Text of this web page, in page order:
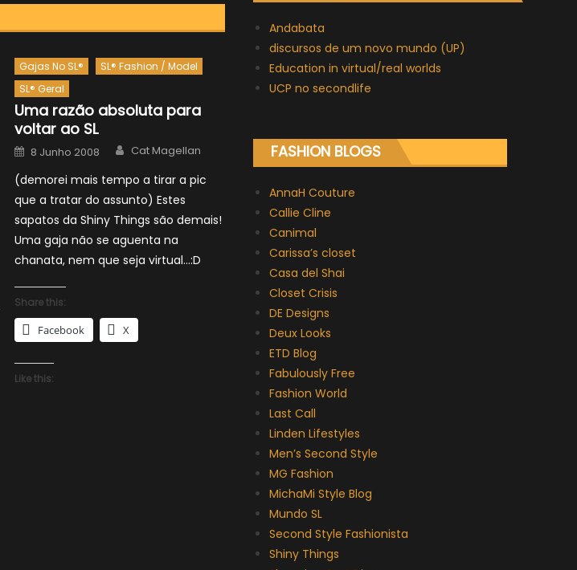
Gajas No SL®
SL® Fashion / Model
SL® Geral
Uma razão absoluta para
voltar ao SL
Posted
on
8 Junho 2008 Author
Cat Magellan
(demorei mais tempo a tirar a pic
que a tratar do assunto) Estes
sapatos da Shiny Things são demais!
Uma gaja não se aguenta na
chanata, nem que seja virtual…:D
Share this:
Facebook X
Like this:
Andabata
discursos de um novo mundo (UP)
Education in virtual/real worlds
UCP no secondlife
FASHION BLOGS
AnnaH Couture
Callie Cline
Canimal
Carissa’s closet
Casa del Shai
Closet Crisis
DE Designs
Deux Looks
ETD Blog
Fabulously Free
Fashion World
Last Call
Linden Lifestyles
Men’s Second Style
MG Fashion
MichaMi Style Blog
Mundo SL
Second Style Fashionista
Shiny Things